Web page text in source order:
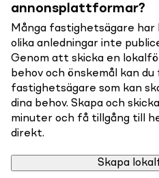
annonsplattformar?
Många fastighetsägare har
olika anledningar inte
Genom att skicka en
behov och önskemål kan
fastighetsägare som kan
dina behov. Skapa och
minuter och få tillgång till
direkt.
Skapa